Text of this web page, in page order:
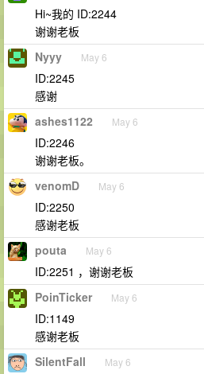
Hi~我的 ID:2244
谢谢老板
Nyyy May 6
ID:2245
感谢
ashes1122 May 6
ID:2246
谢谢老板。
venomD May 6
ID:2250
感谢老板
pouta May 6
ID:2251 ，谢谢老板
PoinTicker May 6
ID:1149
感谢老板
SilentFall May 6